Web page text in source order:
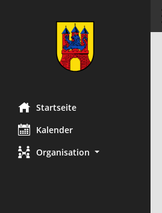
Startseite
Kalender
Organisation